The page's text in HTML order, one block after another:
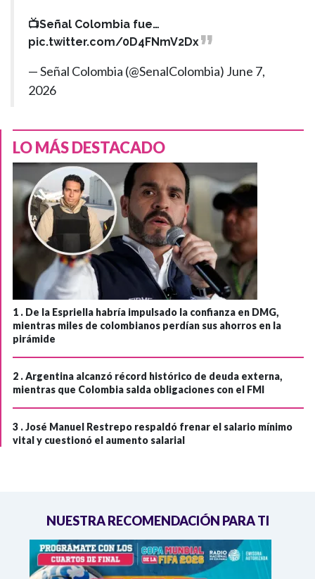
📺Señal Colombia fue…
pic.twitter.com/0D4FNmV2Dx
— Señal Colombia (@SenalColombia) June 7,
2026
LO MÁS DESTACADO
1 . De la Espriella habría impulsado la confianza en DMG,
mientras miles de colombianos perdían sus ahorros en la
pirámide
2 .Argentina alcanzó récord histórico de deuda externa,
mientras que Colombia salda obligaciones con el FMI
3 .José Manuel Restrepo respaldó frenar el salario mínimo
vital y cuestionó el aumento salarial
NUESTRA RECOMENDACIÓN PARA TI